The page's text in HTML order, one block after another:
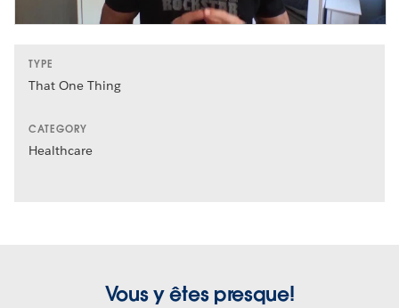
TYPE
That One Thing
CATEGORY
Healthcare
Vous y êtes presque!